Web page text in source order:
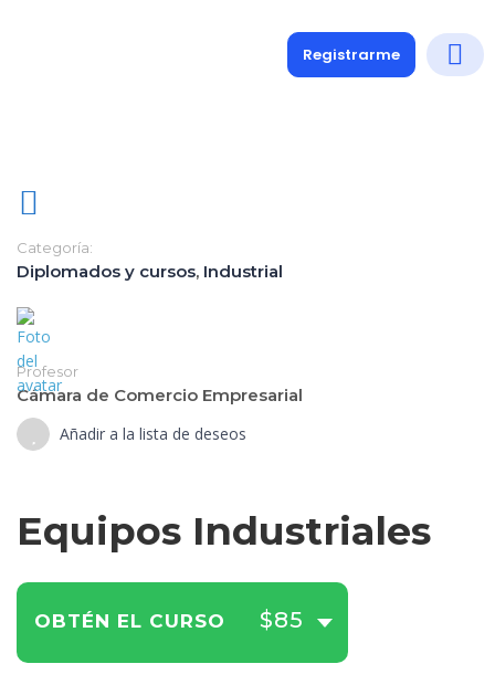
Registrarme
Categoría:
Diplomados y cursos, Industrial
Profesor
Cámara de Comercio Empresarial
Añadir a la lista de deseos
Equipos Industriales
OBTÉN EL CURSO $85